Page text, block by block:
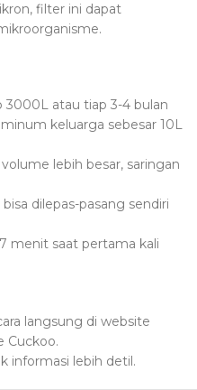
filter ini dapat
3000L atau tiap 3-4 bulan
keluarga sebesar 10L
lebih besar, saringan
dilepas-pasang sendiri
menit saat pertama kali
langsung di website
Cuckoo.
informasi lebih detil.